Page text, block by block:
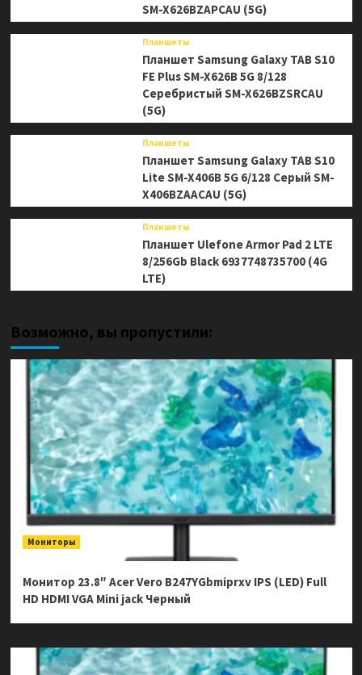
SM-X626BZAPCAU (5G)
Планшеты
Планшет Samsung Galaxy TAB S10
FE Plus SM-X626B 5G 8/128
Серебристый SM-X626BZSRCAU
(5G)
Планшеты
Планшет Samsung Galaxy TAB S10
Lite SM-X406B 5G 6/128 Серый SM-
X406BZAACAU (5G)
Планшеты
Планшет Ulefone Armor Pad 2 LTE
8/256Gb Black 6937748735700 (4G
LTE)
Возможно, вы пропустили:
Мониторы
Монитор 23.8″ Acer Vero B247YGbmiprxv IPS (LED) Full
HD HDMI VGA Mini jack Черный